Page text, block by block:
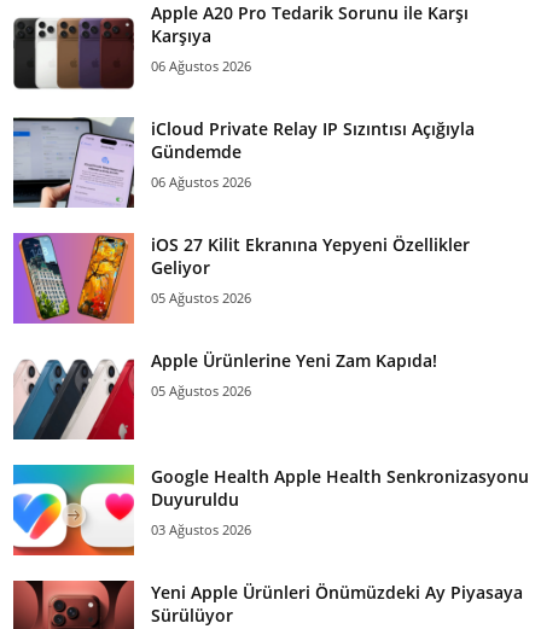
Apple A20 Pro Tedarik Sorunu ile Karşı
Karşıya
06 Ağustos 2026
iCloud Private Relay IP Sızıntısı Açığıyla
Gündemde
06 Ağustos 2026
iOS 27 Kilit Ekranına Yepyeni Özellikler
Geliyor
05 Ağustos 2026
Apple Ürünlerine Yeni Zam Kapıda!
05 Ağustos 2026
Google Health Apple Health Senkronizasyonu
Duyuruldu
03 Ağustos 2026
Yeni Apple Ürünleri Önümüzdeki Ay Piyasaya
Sürülüyor